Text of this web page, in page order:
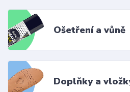
Ošetření a vůně
Doplňky a